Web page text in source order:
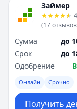
Займер
(17отзывов
Сумма
до
Срок
до
Одобрение
Онлайн Срочно
Получить